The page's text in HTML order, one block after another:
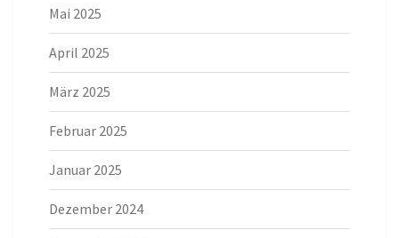
Mai 2025
April 2025
März 2025
Februar 2025
Januar 2025
Dezember 2024